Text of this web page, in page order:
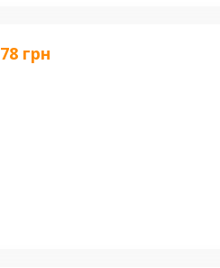
грн